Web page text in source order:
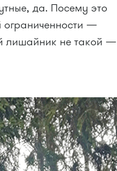
да. Посему это
ограниченности —
лишайник не такой —